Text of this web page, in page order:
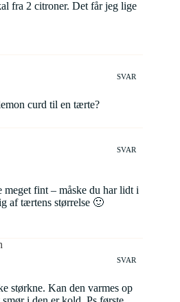
fra 2 citroner. Det får jeg lige
SVAR
curd til en tærte?
SVAR
meget fint – måske du har lidt i
af tærtens størrelse 🙂
SVAR
størkne. Kan den varmes op